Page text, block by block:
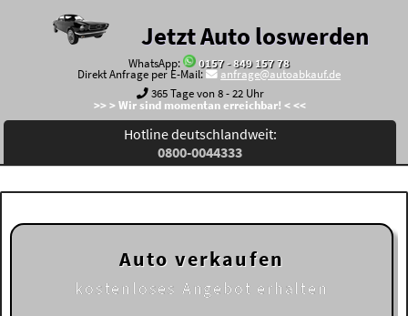
Jetzt Auto loswerden
WhatsApp:
0157 - 849 157 78
Direkt Anfrage per E-Mail:
anfrage@autoabkauf.de
365 Tage von 8 - 22 Uhr
>> > Wir sind momentan erreichbar! < <<
Hotline deutschlandweit:
0800-0044333
Auto verkaufen
kostenloses Angebot erhalten